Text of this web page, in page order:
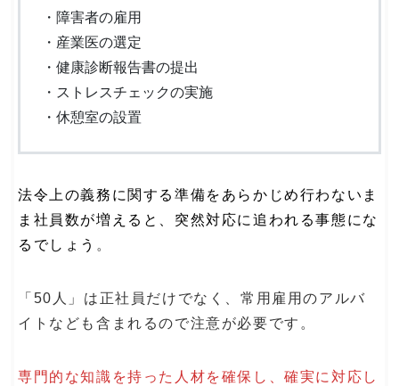
・障害者の雇用
・産業医の選定
・健康診断報告書の提出
・ストレスチェックの実施
・休憩室の設置
法令上の義務に関する準備をあらかじめ行わないま
ま社員数が増えると、突然対応に追われる事態にな
るでしょう 。
「50人」は正社員だけでなく、常用雇用のアルバ
イトなども含まれるので注意が必要です。
専門的な知識を持った人材を確保し、確実に対応し